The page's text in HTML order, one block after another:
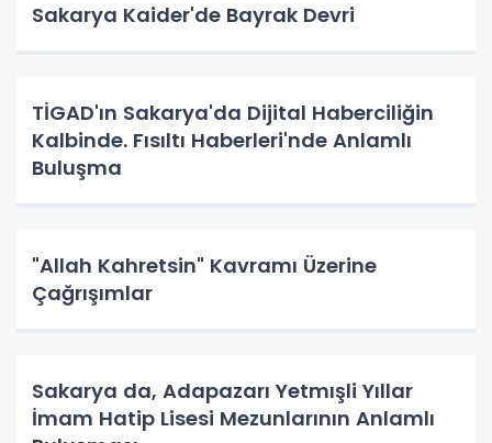
Sakarya Kaider'de Bayrak Devri
TİGAD'ın Sakarya'da Dijital Haberciliğin
Kalbinde. Fısıltı Haberleri'nde Anlamlı
Buluşma
"Allah Kahretsin" Kavramı Üzerine
Çağrışımlar
Sakarya da, Adapazarı Yetmışli Yıllar
İmam Hatip Lisesi Mezunlarının Anlamlı